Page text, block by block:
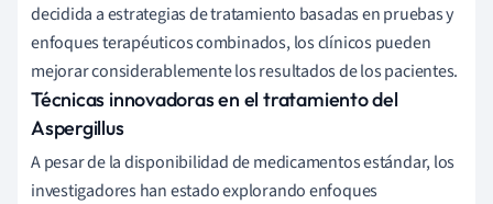
decidida a estrategias de tratamiento basadas en pruebas y
enfoques terapéuticos combinados, los clínicos pueden
mejorar considerablemente los resultados de los pacientes.
Técnicas innovadoras en el tratamiento del
Aspergillus
A pesar de la disponibilidad de medicamentos estándar, los
investigadores han estado explorando enfoques